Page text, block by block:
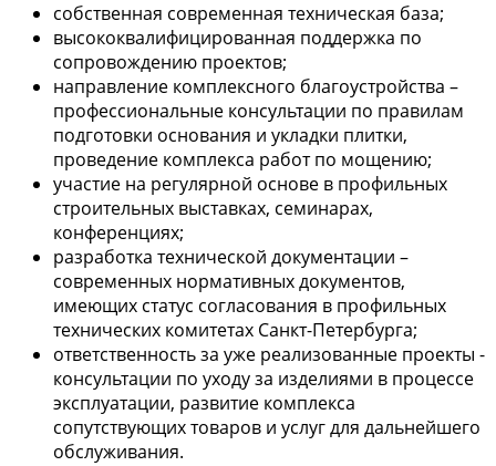
собственная современная техническая база;
высококвалифицированная поддержка по
сопровождению проектов;
направление комплексного благоустройства –
профессиональные консультации по правилам
подготовки основания и укладки плитки,
проведение комплекса работ по мощению;
участие на регулярной основе в профильных
строительных выставках, семинарах,
конференциях;
разработка технической документации –
современных нормативных документов,
имеющих статус согласования в профильных
технических комитетах Санкт-Петербурга;
ответственность за уже реализованные проекты -
консультации по уходу за изделиями в процессе
эксплуатации, развитие комплекса
сопутствующих товаров и услуг для дальнейшего
обслуживания.